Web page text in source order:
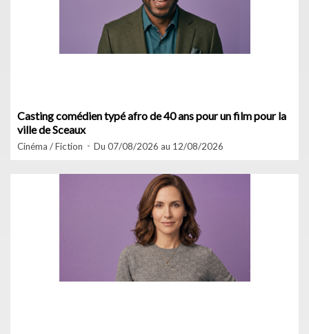
Casting comédien typé afro de 40 ans pour un film pour la
ville de Sceaux
Cinéma / Fiction Du 07/08/2026 au 12/08/2026